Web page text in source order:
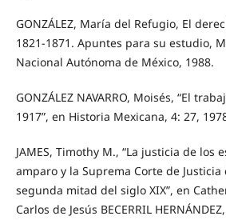
GONZÁLEZ, María del Refugio, El
1821-1871. Apuntes para su estudio,
Nacional Autónoma de México, 1988.
GONZÁLEZ NAVARRO, Moisés, “El
1917”, en Historia Mexicana, 4: 27,
JAMES, Timothy M., “La justicia de los
amparo y la Suprema Corte de
segunda mitad del siglo XIX”, en
Carlos de Jesús BECERRIL